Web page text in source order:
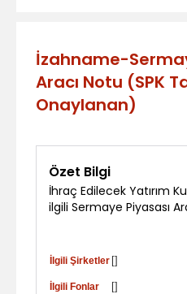
İzahname-
Aracı Notu (SPK
Onaylanan)
Özet Bilgi
İhraç Edilecek Yatırım
ilgili Sermaye Piyasası
İlgili Şirketler []
İlgili Fonlar []